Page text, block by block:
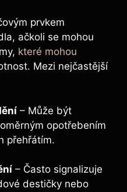
prvkem
ačkoli se mohou
které mohou
Mezi nejčastější
– Může být
opotřebením
přehřátím.
– Často signalizuje
destičky nebo